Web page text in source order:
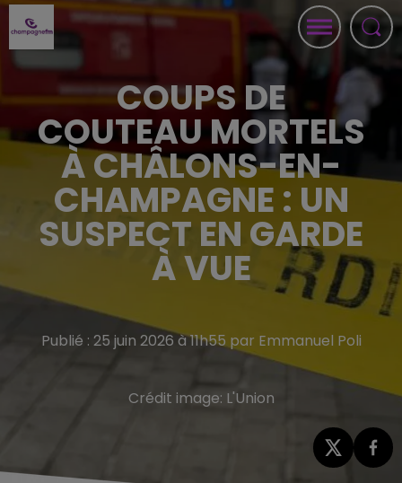
COUPS DE
COUTEAU MORTELS
À CHÂLONS-EN-
CHAMPAGNE : UN
SUSPECT EN GARDE
À VUE
Publié : 25 juin 2026 à 11h55 par Emmanuel Poli
Crédit image: L'Union